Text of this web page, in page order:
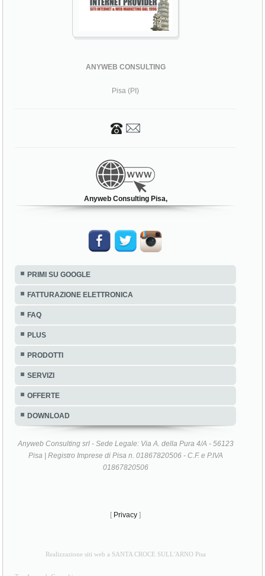
ANYWEB CONSULTING
Pisa (PI)
Anyweb Consulting Pisa,
PRIMI SU GOOGLE
FATTURAZIONE ELETTRONICA
FAQ
PLUS
PRODOTTI
SERVIZI
OFFERTE
DOWNLOAD
Anyweb Consulting srl - Sede Legale: Via A. della Pura 4/A - 56123
Pisa | Registro Imprese di Pisa n. 01867820506 - C.F. e P.IVA
01867820506
[ Privacy ]
Realizzazione siti web a SANTA CROCE SULL'ARNO Pisa